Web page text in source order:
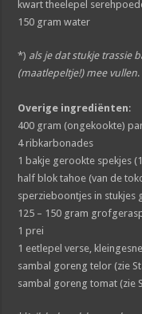
kwart theelepel
150 gram water
*) als je dat stukje trassie
(maatlepeltje!) mee vullen.
Overige ingrediënten:
400 gram (ongekookte)
4 ribkarbonades
1 bakje gerookte spekjes
half blok tahoe (van de
sperzieboontjes in stukjes
125 – 150 gram
1 prei
1 eetlepel verse,
sambal goreng telor (zie
sambal goreng tomat (zie